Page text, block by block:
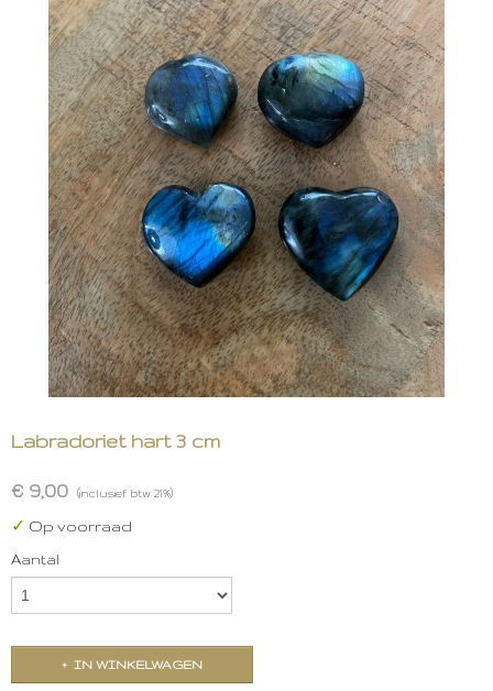
Labradoriet hart 3 cm
€ 9,00 (inclusief btw 21%)
✓ Op voorraad
Aantal
IN WINKELWAGEN